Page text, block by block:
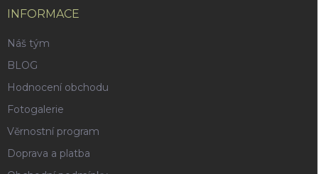
INFORMACE
Náš tým
BLOG
Hodnocení obchodu
Fotogalerie
Věrnostní program
Doprava a platba